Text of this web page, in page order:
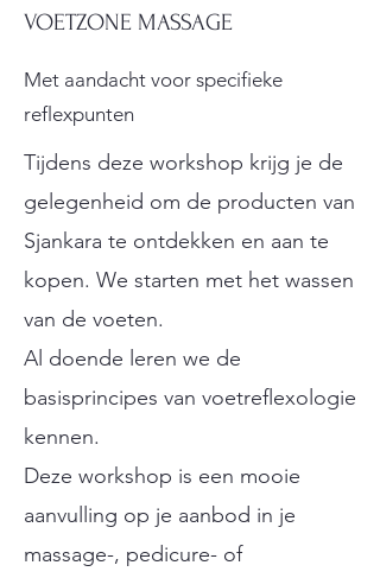
VOETZONE MASSAGE
Met aandacht voor specifieke
reflexpunten
Tijdens deze workshop krijg je de
gelegenheid om de producten van
Sjankara te ontdekken en aan te
kopen. We starten met het wassen
van de voeten.
Al doende leren we de
basisprincipes van voetreflexologie
kennen.
Deze workshop is een mooie
aanvulling op je aanbod in je
massage-, pedicure- of